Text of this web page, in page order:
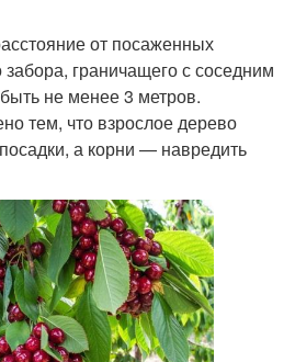
от посаженных
граничащего с соседним
не менее 3 метров.
тем, что взрослое дерево
а корни — навредить